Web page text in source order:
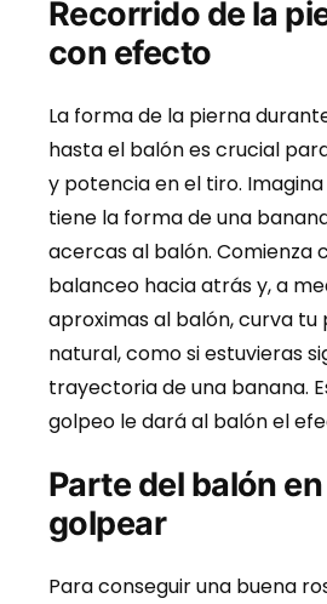
Recorrido de la
con efecto
La forma de la pierna
hasta el balón es crucial
y potencia en el tiro.
tiene la forma de una
acercas al balón. Comienza
balanceo hacia atrás y, a
aproximas al balón, curva
natural, como si estuvieras
trayectoria de una banana.
golpeo le dará al balón el
Parte del balón
golpear
Para conseguir una buena